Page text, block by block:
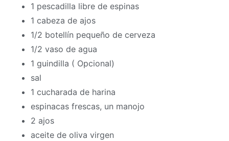
1 pescadilla libre de espinas
1 cabeza de ajos
1/2 botellín pequeño de cerveza
1/2 vaso de agua
1 guindilla ( Opcional)
sal
1 cucharada de harina
espinacas frescas, un manojo
2 ajos
aceite de oliva virgen